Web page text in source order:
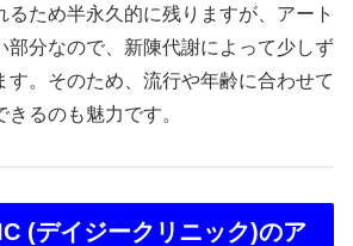
るため半永久的に残りますが、アート
部分なので、新陳代謝によって少しず
す。そのため、流行や年齢に合わせて
るのも魅力です。
(デイジークリニック)のア